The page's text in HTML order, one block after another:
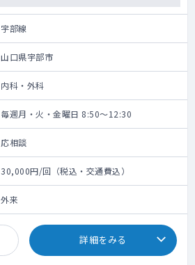
宇部線
山口県宇部市
内科・外科
毎週月・火・金曜日 8:50～12:30
応相談
30,000円/回（税込・交通費込）
外来
詳細をみる